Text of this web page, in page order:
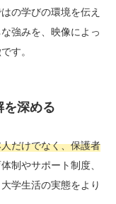
の学びの環境を伝え
強みを、映像によっ
す。
深める
だけでなく、保護者
制やサポート制度、
学生活の実態をより